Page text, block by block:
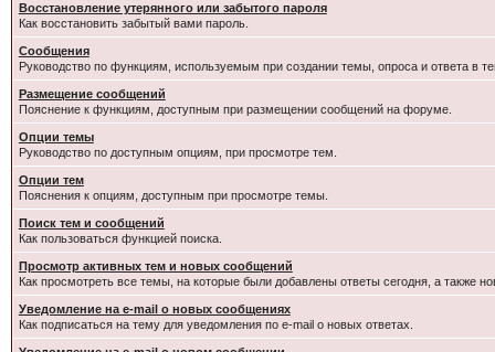
Восстановление утерянного или забытого пароля
Как восстановить забытый вами пароль.
Сообщения
Руководство по функциям, используемым при создании темы, опроса и ответа в
Размещение сообщений
Пояснение к функциям, доступным при размещении сообщений на форуме.
Опции темы
Руководство по доступным опциям, при просмотре тем.
Опции тем
Пояснения к опциям, доступным при просмотре темы.
Поиск тем и сообщений
Как пользоваться функцией поиска.
Просмотр активных тем и новых сообщений
Как просмотреть все темы, на которые были добавлены ответы сегодня, а также
Уведомление на e-mail о новых сообщениях
Как подписаться на тему для уведомления по e-mail о новых ответах.